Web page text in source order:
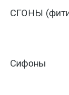
СГОНЫ
Сифоны